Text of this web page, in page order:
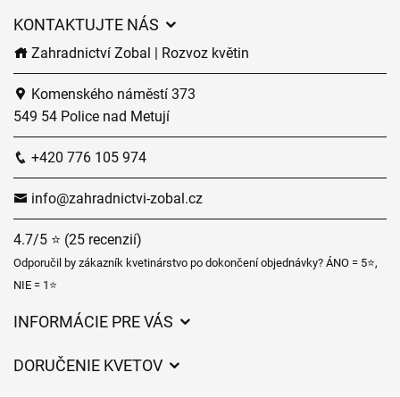
KONTAKTUJTE NÁS
Zahradnictví Zobal | Rozvoz květin
Komenského náměstí 373
549 54 Police nad Metují
+420 776 105 974
info@zahradnictvi-zobal.cz
4.7/5 ⭐ (25 recenzií)
Odporučil by zákazník kvetinárstvo po dokončení objednávky? ÁNO = 5⭐,
NIE = 1⭐
INFORMÁCIE PRE VÁS
DORUČENIE KVETOV